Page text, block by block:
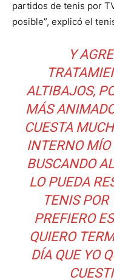
partidos de tenis por
posible”, explicó el
Y
ALTIBAJOS,
MÁS
CUESTA
INTERNO MÍO
BUSCANDO
LO PUEDA
TENIS POR
PREFIERO
QUIERO
DÍA QUE YO